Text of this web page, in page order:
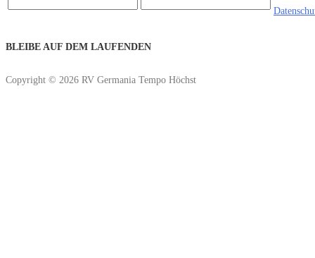
BLEIBE AUF DEM LAUFENDEN
Copyright © 2026 RV Germania Tempo Höchst